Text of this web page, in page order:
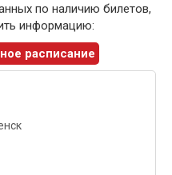
по наличию билетов,
информацию:
расписание